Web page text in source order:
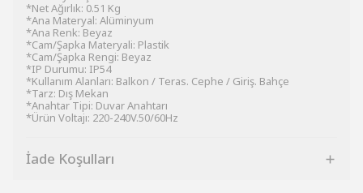
*Net Ağırlık: 0.51 Kg
*Ana Materyal: Alüminyum
*Ana Renk: Beyaz
*Cam/Şapka Materyali: Plastik
*Cam/Şapka Rengi: Beyaz
*IP Durumu: IP54
*Kullanım Alanları: Balkon / Teras. Cephe / Giriş. Bahçe
*Tarz: Dış Mekan
*Anahtar Tipi: Duvar Anahtarı
*Ürün Voltajı: 220-240V.50/60Hz
İade Koşulları